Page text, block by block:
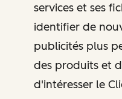
services et ses
identifier de
publicités plus
des produits et
d'intéresser le